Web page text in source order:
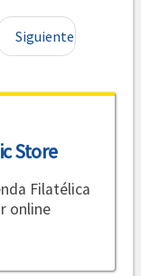
Siguiente
Store
Filatélica
online